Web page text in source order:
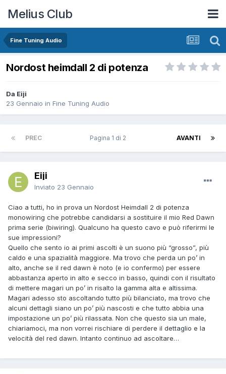
Melius Club
Fine Tuning Audio
Nordost heimdall 2 di potenza
Da Eiji
23 Gennaio in Fine Tuning Audio
PREC AVANTI
Pagina 1 di 2
Eiji
Inviato 23 Gennaio
Ciao a tutti, ho in prova un Nordost Heimdall 2 di potenza
monowiring che potrebbe candidarsi a sostituire il mio Red Dawn
prima serie (biwiring). Qualcuno ha questo cavo e può riferirmi le
sue impressioni?
Quello che sento io ai primi ascolti è un suono più “grosso”, più
caldo e una spazialità maggiore. Ma trovo che perda un po’ in
alto, anche se il red dawn è noto (e io confermo) per essere
abbastanza aperto in alto e secco in basso, quindi con il risultato
di mettere magari un po’ in risalto la gamma alta e altissima.
Magari adesso sto ascoltando tutto più bilanciato, ma trovo che
alcuni dettagli siano un po’ più nascosti e che tutto abbia una
impostazione un po’ più rilassata. Non che questo sia un male,
chiariamoci, ma non vorrei rischiare di perdere il dettaglio e la
velocità del red dawn. Intanto continuo ad ascoltare…